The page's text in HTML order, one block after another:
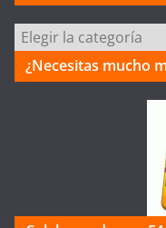
Categorías
de
la
¿Necesitas mucho